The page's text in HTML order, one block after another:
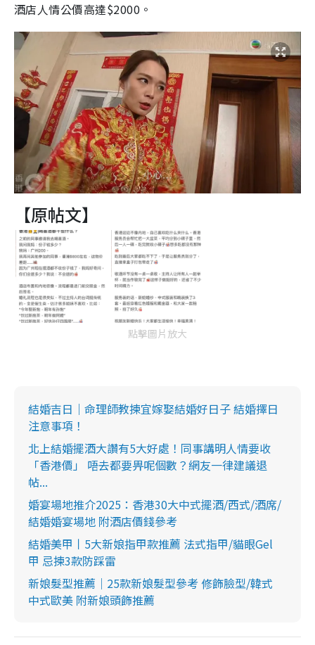
酒店人情公價高達$2000。
【原帖文】
點擊圖片放大
結婚吉日｜命理師教揀宜嫁娶結婚好日子 結婚擇日
注意事項！
北上結婚擺酒大讚有5大好處！同事講明人情要收
「香港價」 唔去都要畀呢個數？網友一律建議退
帖...
婚宴場地推介2025：香港30大中式擺酒/西式/酒席/
結婚婚宴場地 附酒店價錢參考
結婚美甲丨5大新娘指甲款推薦 法式指甲/貓眼Gel
甲 忌揀3款防踩雷
新娘髮型推薦｜25款新娘髮型參考 修飾臉型/韓式
中式歐美 附新娘頭飾推薦